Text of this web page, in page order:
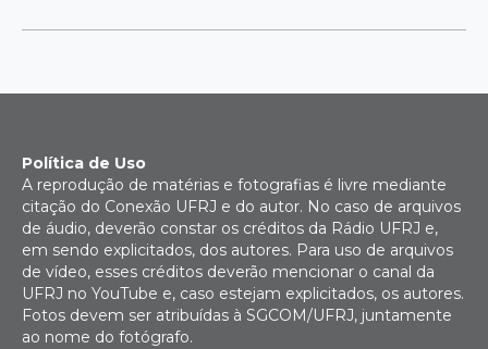
Política de Uso
A reprodução de matérias e fotografias é livre mediante
citação do Conexão UFRJ e do autor. No caso de arquivos
de áudio, deverão constar os créditos da Rádio UFRJ e,
em sendo explicitados, dos autores. Para uso de arquivos
de vídeo, esses créditos deverão mencionar o canal da
UFRJ no YouTube e, caso estejam explicitados, os autores.
Fotos devem ser atribuídas à SGCOM/UFRJ, juntamente
ao nome do fotógrafo.